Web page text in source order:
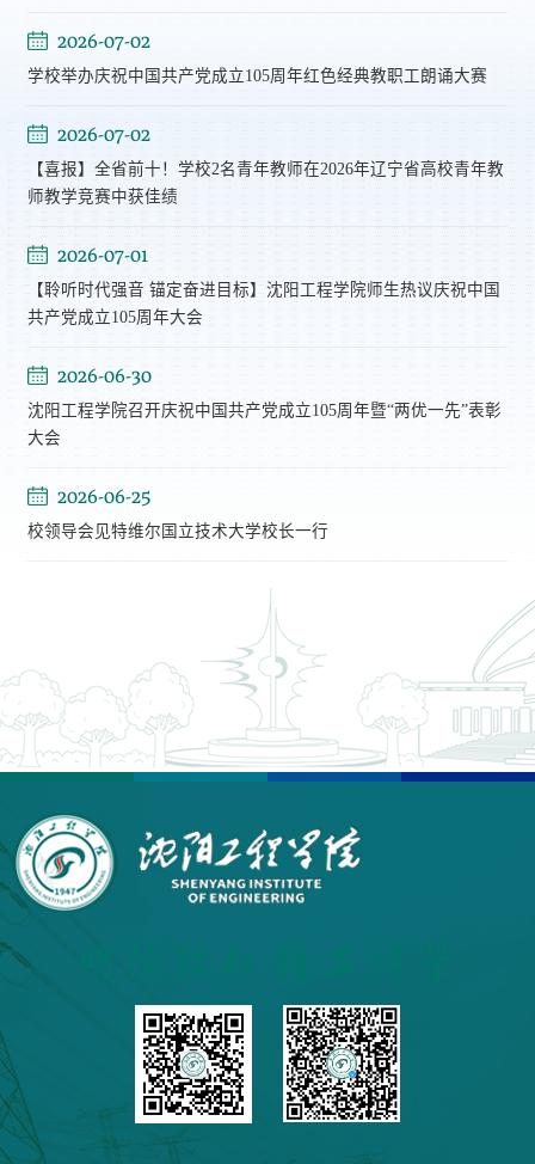
2026-07-02
学校举办庆祝中国共产党成立105周年红色经典教职工朗诵大赛
2026-07-02
【喜报】全省前十！学校2名青年教师在2026年辽宁省高校青年教
师教学竞赛中获佳绩
2026-07-01
【聆听时代强音 锚定奋进目标】沈阳工程学院师生热议庆祝中国
共产党成立105周年大会
2026-06-30
沈阳工程学院召开庆祝中国共产党成立105周年暨“两优一先”表彰
大会
2026-06-25
校领导会见特维尔国立技术大学校长一行